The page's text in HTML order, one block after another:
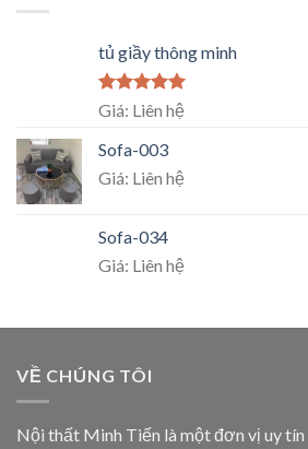
tủ giầy thông minh
Rated5.00
Giá: Liên hệ
Sofa-003
Giá: Liên hệ
Sofa-034
Giá: Liên hệ
VỀ CHÚNG TÔI
Nội thất Minh Tiến là một đơn vị uy tín